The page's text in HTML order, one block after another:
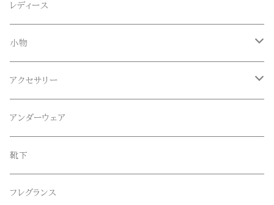
Anapau,Seaing,ANAPAU UG
Blundstone(ブランドストーン)
CameOne(ケイムワン)
CANDY DESIGN&WORKS(CDW)
collonil(コロニル)
CountyComm(カウンティーコム)
トップス
Tシャツ
ロンT
ボトムス
ロング
ショート
セットアップ
シューズ
シューズ
サンダル
レディース
小物
帽子、マフラー、手袋
メガネ、サングラス
ベルト
腕時計
アクセサリー
リング
ブレスレット、バングル
ネックレス
アンダーウェア
靴下
フレグランス